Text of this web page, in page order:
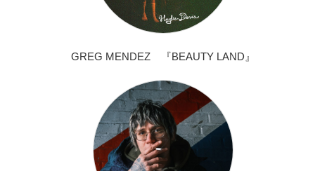
GREG MENDEZ 『BEAUTY LAND』